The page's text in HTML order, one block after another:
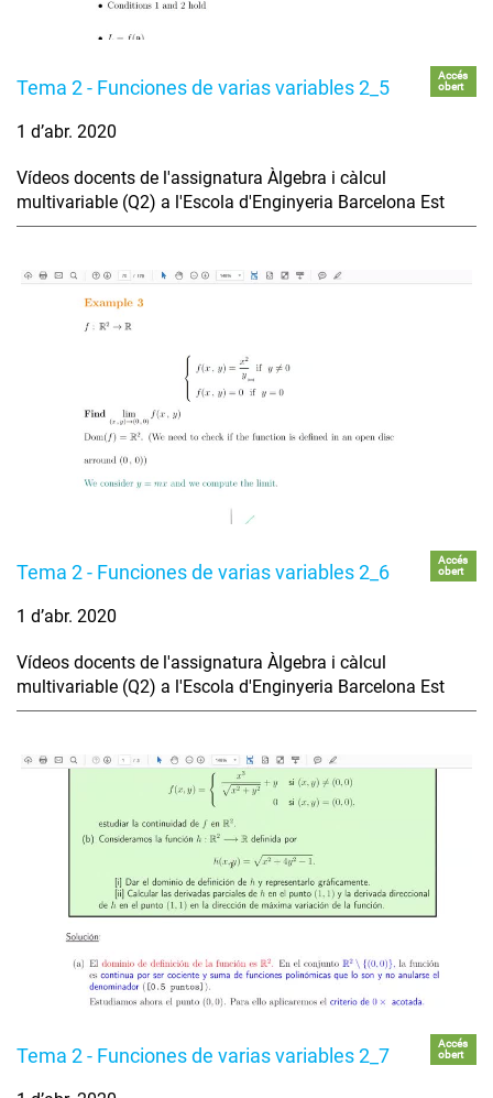
Tema 2 - Funciones de varias variables 2_5
Accés
obert
1 d’abr. 2020
Vídeos docents de l'assignatura Àlgebra i càlcul
multivariable (Q2) a l'Escola d'Enginyeria Barcelona Est
Tema 2 - Funciones de varias variables 2_6
Accés
obert
1 d’abr. 2020
Vídeos docents de l'assignatura Àlgebra i càlcul
multivariable (Q2) a l'Escola d'Enginyeria Barcelona Est
Tema 2 - Funciones de varias variables 2_7
Accés
obert